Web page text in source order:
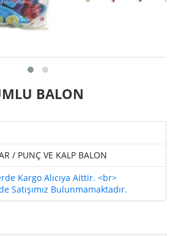
BALON
/ PUNÇ VE KALP BALON
Kargo Alıcıya Aittir. <br>
Satışımız Bulunmamaktadır.